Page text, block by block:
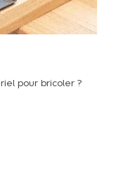
pour bricoler ?